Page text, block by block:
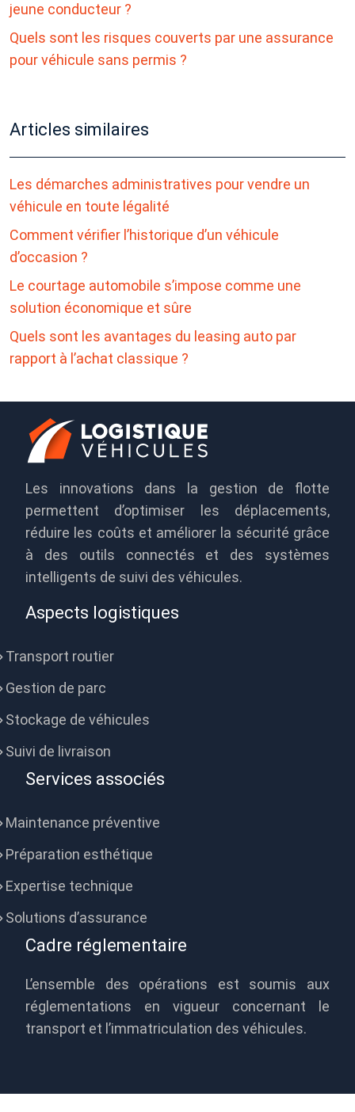
jeune conducteur ?
Quels sont les risques couverts par une assurance
pour véhicule sans permis ?
Articles similaires
Les démarches administratives pour vendre un
véhicule en toute légalité
Comment vérifier l’historique d’un véhicule
d’occasion ?
Le courtage automobile s’impose comme une
solution économique et sûre
Quels sont les avantages du leasing auto par
rapport à l’achat classique ?
Les innovations dans la gestion de flotte
permettent d’optimiser les déplacements,
réduire les coûts et améliorer la sécurité grâce
à des outils connectés et des systèmes
intelligents de suivi des véhicules.
Aspects logistiques
Transport routier
Gestion de parc
Stockage de véhicules
Suivi de livraison
Services associés
Maintenance préventive
Préparation esthétique
Expertise technique
Solutions d’assurance
Cadre réglementaire
L’ensemble des opérations est soumis aux
réglementations en vigueur concernant le
transport et l’immatriculation des véhicules.